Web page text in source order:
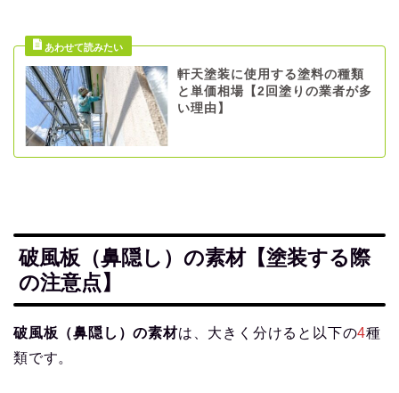
軒天塗装に使用する塗料の種類
と単価相場【2回塗りの業者が多
い理由】
破風板（鼻隠し）の素材【塗装する際
の注意点】
破風板（鼻隠し）の素材は、大きく分けると以下の4種
類です。